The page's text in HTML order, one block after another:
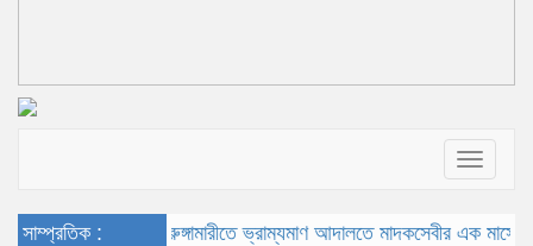
Toggle
সাম্প্রতিক : ভূরুঙ্গামারীতে ভ্রাম্যমাণ আদালতে মাদকসেবীর এক মাসের